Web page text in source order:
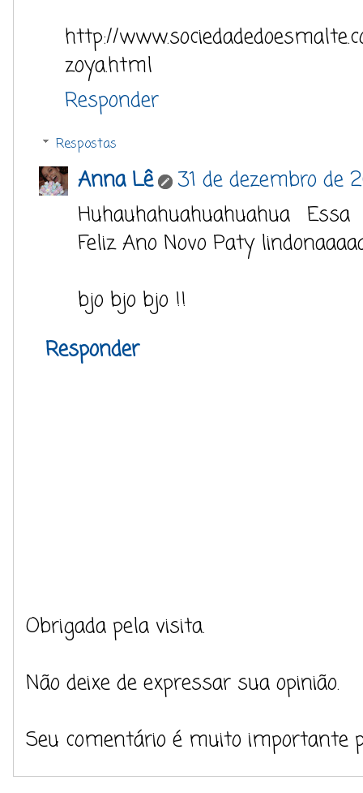
http://
zoya.html
Responder
Respostas
Anna Lê
31 de dezembro de
Huhauhahuahuahuahua
Feliz Ano Novo Paty
bjo bjo bjo !!
Responder
Obrigada pela visita.
Não deixe de expressar sua opinião.
Seu comentário é muito importante